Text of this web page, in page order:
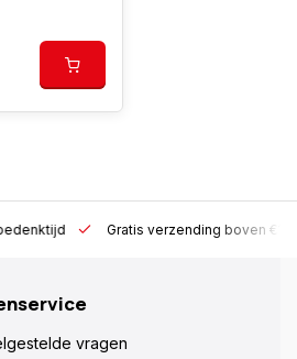
Gratis verzending boven
vragen